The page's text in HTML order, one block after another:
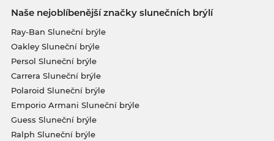
Naše nejoblíbenější značky slunečních brýlí
Ray-Ban Sluneční brýle
Oakley Sluneční brýle
Persol Sluneční brýle
Carrera Sluneční brýle
Polaroid Sluneční brýle
Emporio Armani Sluneční brýle
Guess Sluneční brýle
Ralph Sluneční brýle